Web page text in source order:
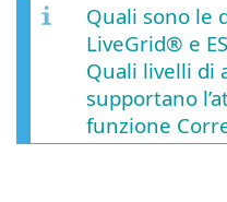
Quali sono le
LiveGrid® e
Quali livelli di
supportano
funzione